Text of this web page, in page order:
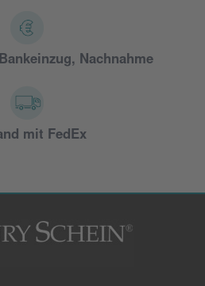
Nachnahme
mit FedEx